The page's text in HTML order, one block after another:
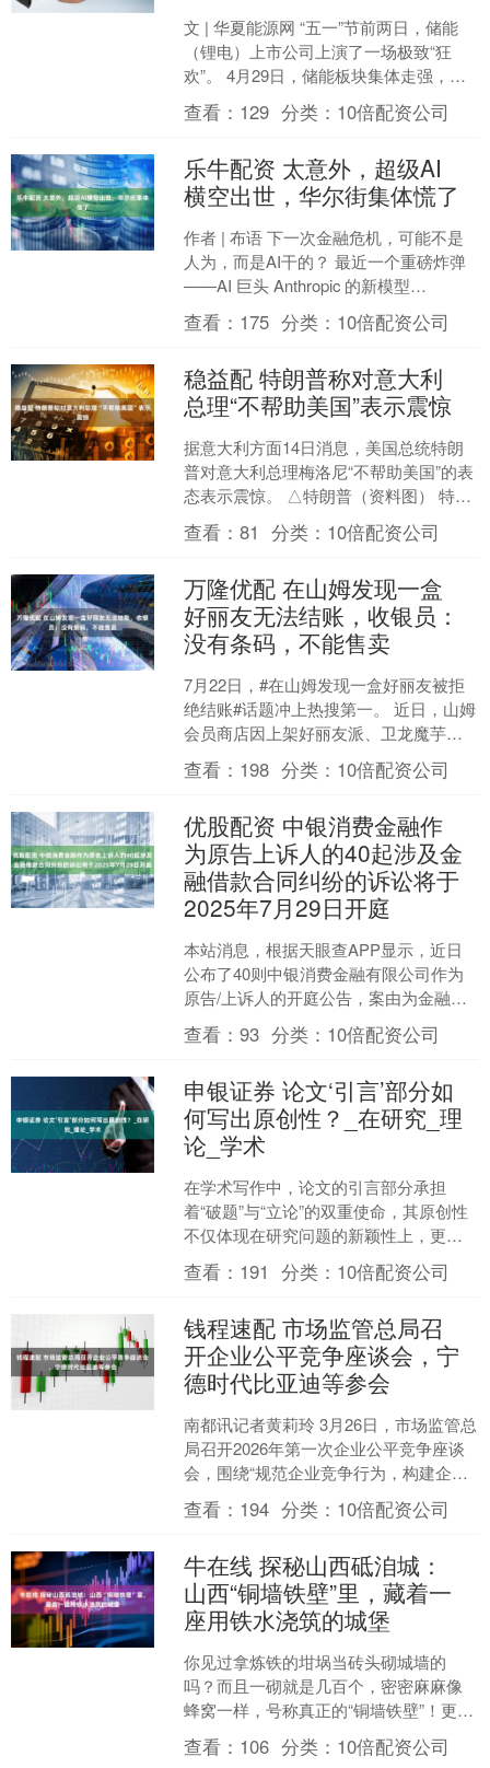
文 | 华夏能源网 “五一”节前两日，储能
（锂电）上市公司上演了一场极致“狂
欢”。 4月29日，储能板块集体走强，鹏
辉能源（SZ：300438）、雅化集团
（SZ....
查看： 129 分类： 10倍配资公司
乐牛配资 太意外，超级AI
横空出世，华尔街集体慌了
作者 | 布语 下一次金融危机，可能不是
人为，而是AI干的？ 最近一个重磅炸弹
——AI 巨头 Anthropic 的新模型
Mythos，让整个华尔街都慌了。 ....
查看： 175 分类： 10倍配资公司
稳益配 特朗普称对意大利
总理“不帮助美国”表示震惊
据意大利方面14日消息，美国总统特朗
普对意大利总理梅洛尼“不帮助美国”的表
态表示震惊。 △特朗普（资料图） 特朗
普在接受意大利媒体采访时表示，他对
梅洛尼不想帮助....
查看：81 分类： 10倍配资公司
万隆优配 在山姆发现一盒
好丽友无法结账，收银员：
没有条码，不能售卖
7月22日，#在山姆发现一盒好丽友被拒
绝结账#话题冲上热搜第一。 近日，山姆
会员商店因上架好丽友派、卫龙魔芋爽
等商品，引发会员强烈不满。澎湃新闻
探访广州天河门店....
查看： 198 分类： 10倍配资公司
优股配资 中银消费金融作
为原告上诉人的40起涉及金
融借款合同纠纷的诉讼将于
2025年7月29日开庭
本站消息，根据天眼查APP显示，近日
公布了40则中银消费金融有限公司作为
原告/上诉人的开庭公告，案由为金融借
款合同纠纷，开庭日期为2025年7月29
日。详细内容....
查看：93 分类： 10倍配资公司
申银证券 论文‘引言’部分如
何写出原创性？_在研究_理
论_学术
在学术写作中，论文的引言部分承担
着“破题”与“立论”的双重使命，其原创性
不仅体现在研究问题的新颖性上，更贯
穿于文献梳理的视角、逻辑推进的路径
以及学术价值的阐释中....
查看： 191 分类： 10倍配资公司
钱程速配 市场监管总局召
开企业公平竞争座谈会，宁
德时代比亚迪等参会
南都讯记者黄莉玲 3月26日，市场监管总
局召开2026年第一次企业公平竞争座谈
会，围绕“规范企业竞争行为，构建企业
出海良性竞争生态”主题，与五矿集团、
中建集团、....
查看： 194 分类： 10倍配资公司
牛在线 探秘山西砥洎城：
山西“铜墙铁壁”里，藏着一
座用铁水浇筑的城堡
你见过拿炼铁的坩埚当砖头砌城墙的
吗？而且一砌就是几百个，密密麻麻像
蜂窝一样，号称真正的“铜墙铁壁”！更绝
的是，进了城门就像钻进了蜘蛛网，丁
字路口多到让你怀疑人生....
查看： 106 分类： 10倍配资公司